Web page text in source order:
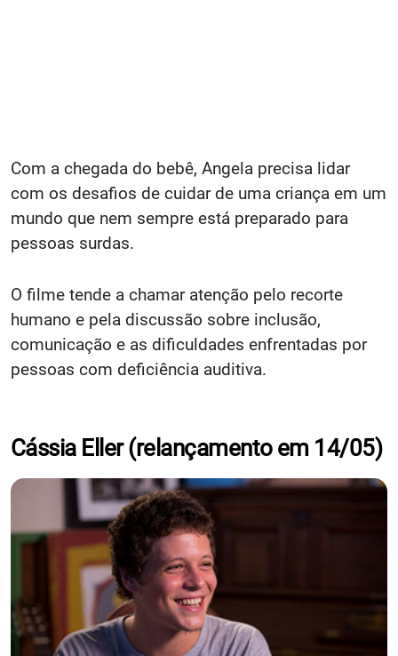
Com a chegada do bebê, Angela precisa lidar
com os desafios de cuidar de uma criança em um
mundo que nem sempre está preparado para
pessoas surdas.
O filme tende a chamar atenção pelo recorte
humano e pela discussão sobre inclusão,
comunicação e as dificuldades enfrentadas por
pessoas com deficiência auditiva.
Cássia Eller (relançamento em 14/05)